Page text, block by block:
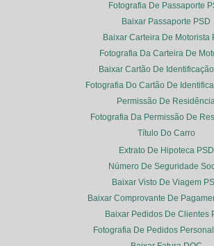
Fotografia De Passaporte
Baixar Passaporte PSD
Baixar Carteira De Motorista
Fotografia Da Carteira De
Baixar Cartão De
Fotografia Do Cartão De
Permissão De
Fotografia Da Permissão De
Título Do Carro
Extrato De Hipoteca PSD
Número De Seguridade
Baixar Visto De Viagem
Baixar Comprovante De
Baixar Pedidos De Clientes
Fotografia De Pedidos